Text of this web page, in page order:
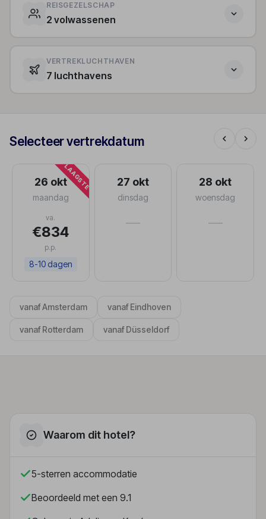
REISGEZELSCHAP
2 volwassenen
VERTREKLUCHTHAVEN
7 luchthavens
Selecteer vertrekdatum
LAAGSTE
26 okt
maandag
va.
€834
p.p.
8-10 dagen
27 okt
dinsdag
—
28 okt
woensdag
—
vanaf Amsterdam vanaf Eindhoven
vanaf Rotterdam vanaf Düsseldorf
Waarom dit hotel?
5-sterren accommodatie
Beoordeeld met een 9.1